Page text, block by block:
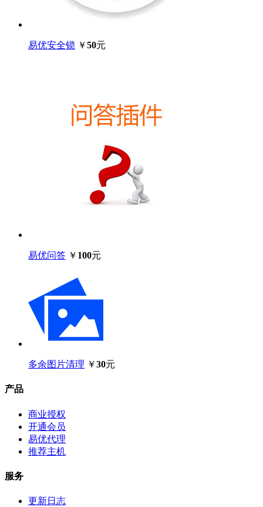
易优安全锁 ￥50元
易优问答 ￥ 100元
多余图片清理 ￥30元
产品
商业授权
开通会员
易优代理
推荐主机
服务
更新日志